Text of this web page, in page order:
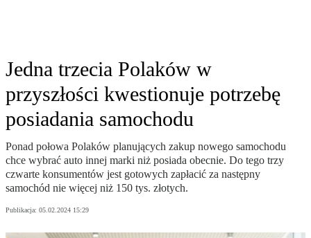
Jedna trzecia Polaków w
przyszłości kwestionuje potrzebę
posiadania samochodu
Ponad połowa Polaków planujących zakup nowego samochodu
chce wybrać auto innej marki niż posiada obecnie. Do tego trzy
czwarte konsumentów jest gotowych zapłacić za następny
samochód nie więcej niż 150 tys. złotych.
Publikacja: 05.02.2024 15:29